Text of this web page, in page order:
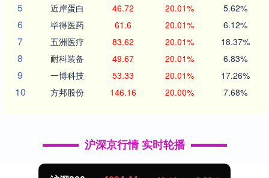
5 近岸蛋白 46.72 20.01% 5.62%
6 毕得医药 61.6 20.01% 6.12%
7 五洲医疗 83.62 20.01% 18.37%
8 耐科装备 49.67 20.01% 6.83%
9 一博科技 53.33 20.01% 17.26%
10 方邦股份 146.16 20.00% 7.68%
沪深京行情 实时轮播